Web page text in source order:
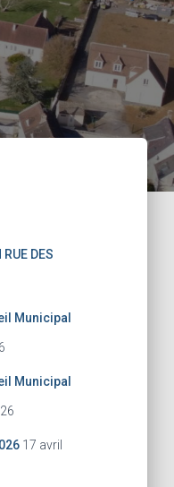
RUE DES
Municipal
Municipal
17 avril